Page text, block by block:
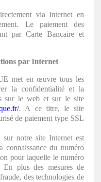
via Internet en
Le paiement des
par Carte Bancaire et
par Internet
met en œuvre tous les
la confidentialité et la
sur le web et sur le site
. A ce titre, le site
de paiement type SSL
sur notre site Internet est
connaissance du numéro
pour laquelle le numéro
plus des mesures de
des technologies de